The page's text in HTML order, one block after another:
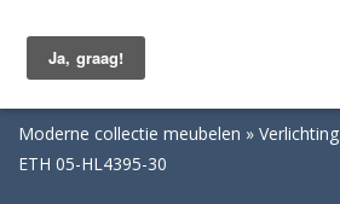
Moderne collectie meubelen Verlichting
ETH 05-HL4395-30